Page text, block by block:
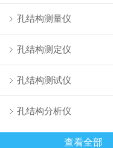
孔结构测量仪
孔结构测定仪
孔结构测试仪
孔结构分析仪
查看全部